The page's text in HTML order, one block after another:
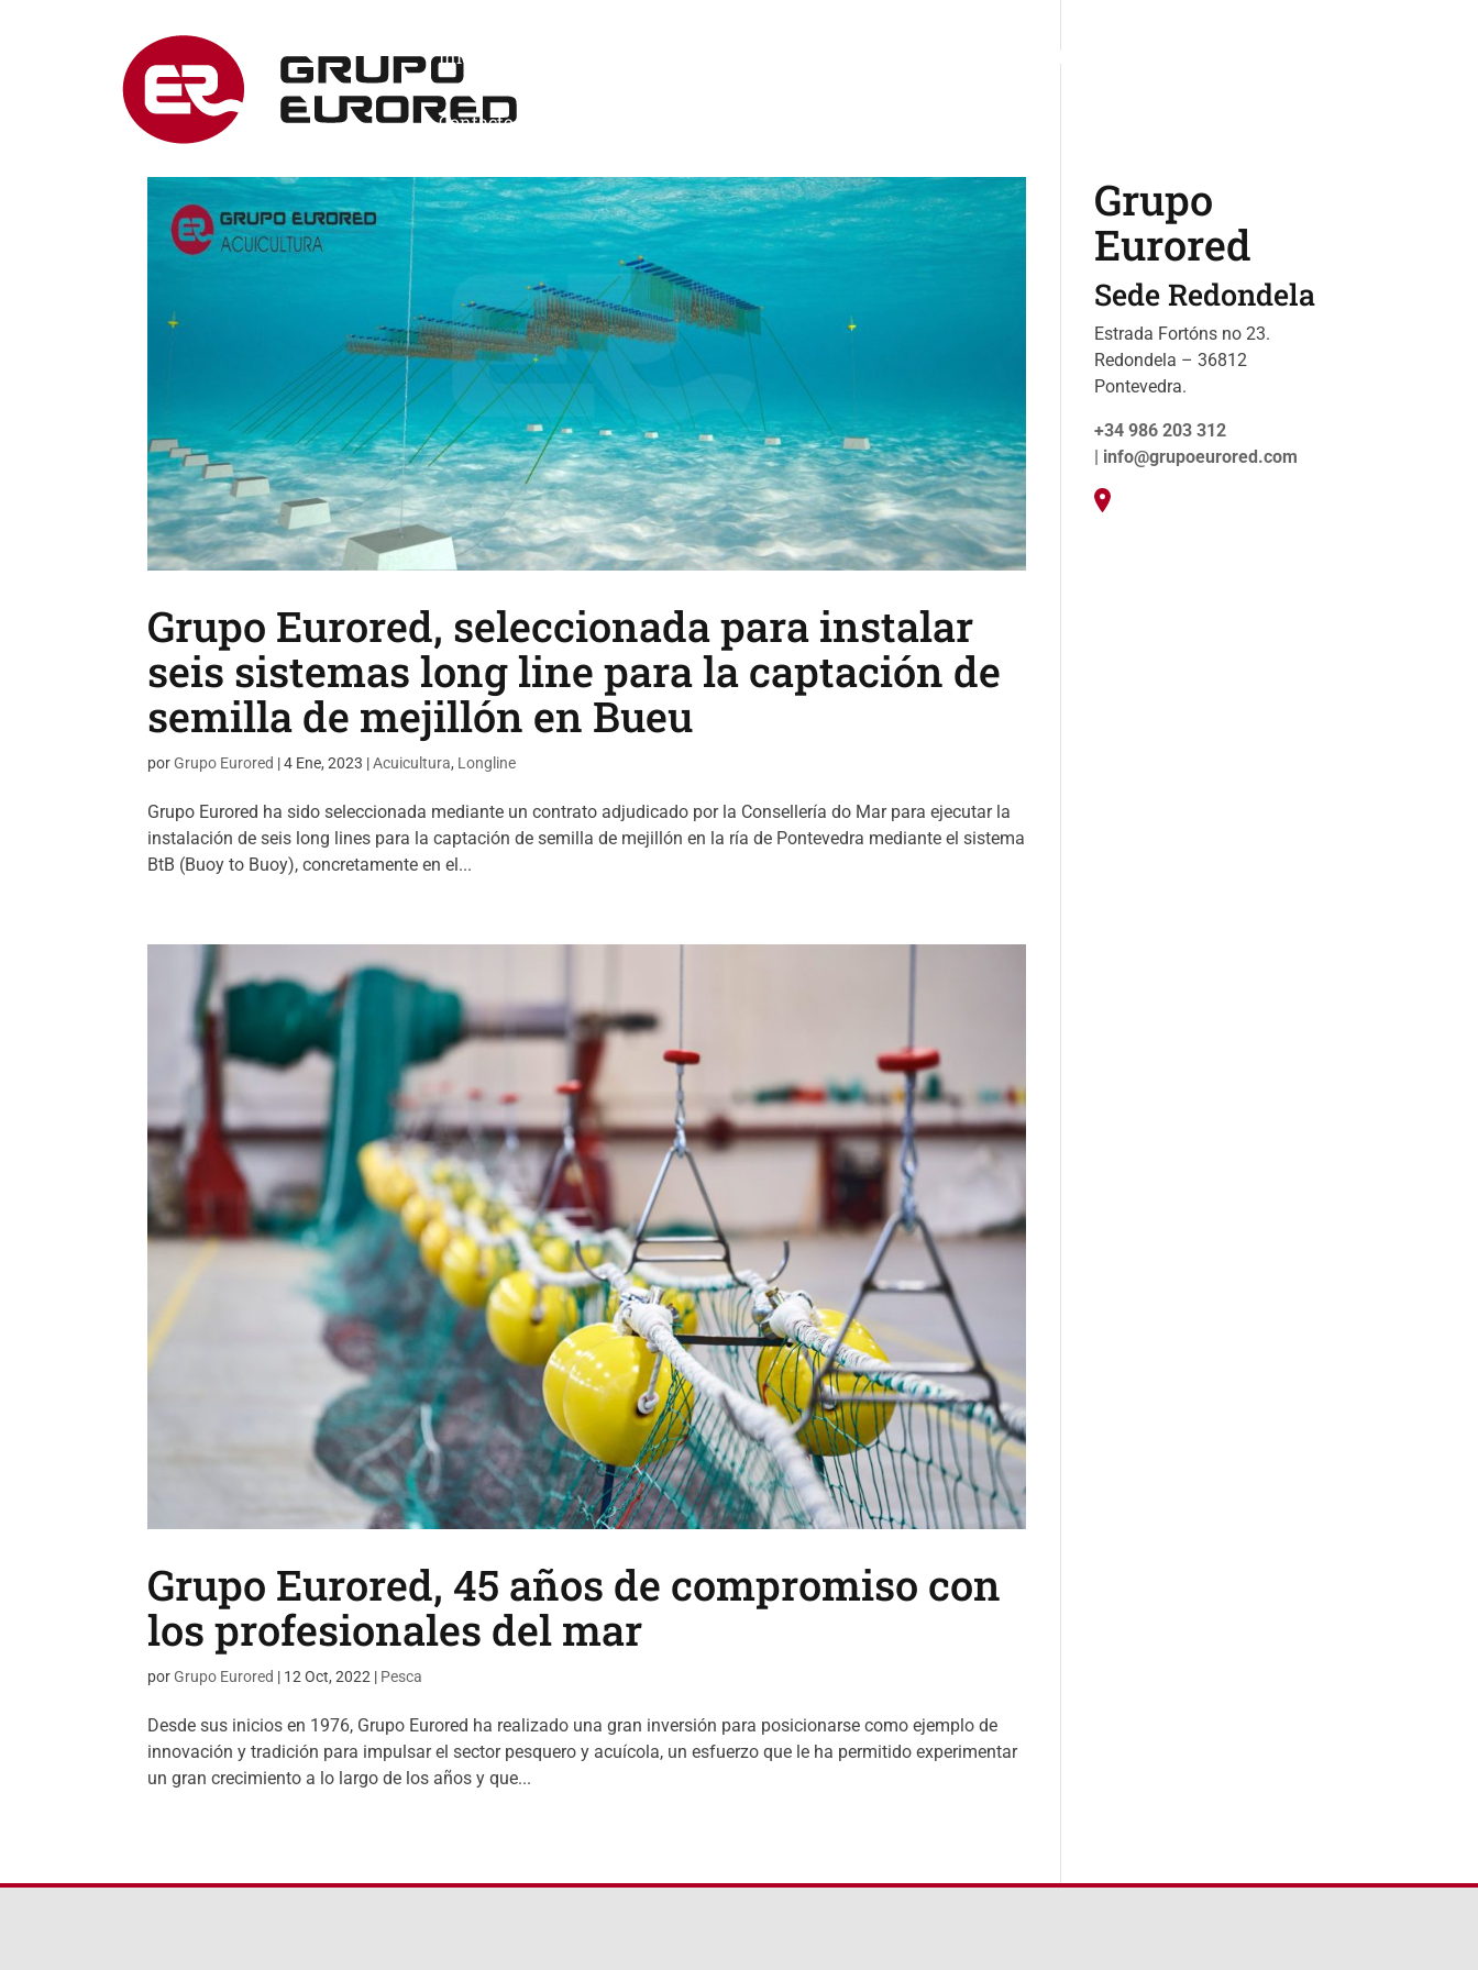
Inicio Catalogo
Contacto
Grupo Eurored, seleccionada para instalar
seis sistemas long line para la captación de
semilla de mejillón en Bueu
porGrupo Eurored |4 Ene, 2023 |Acuicultura, Longline
Grupo Eurored ha sido seleccionada mediante un contrato adjudicado por la Consellería do Mar para ejecutar la
instalación de seis long lines para la captación de semilla de mejillón en la ría de Pontevedra mediante el sistema
BtB (Buoy to Buoy), concretamente en el...
Grupo Eurored, 45 años de compromiso con
los profesionales del mar
porGrupo Eurored | 12 Oct, 2022 | Pesca
Desde sus inicios en 1976, Grupo Eurored ha realizado una gran inversión para posicionarse como ejemplo de
innovación y tradición para impulsar el sector pesquero y acuícola, un esfuerzo que le ha permitido experimentar
un gran crecimiento a lo largo de los años y que...
Grupo
Eurored
Sede Redondela
Estrada Fortóns no 23.
Redondela – 36812
Pontevedra.
+34 986 203 312
| info@grupoeurored.com